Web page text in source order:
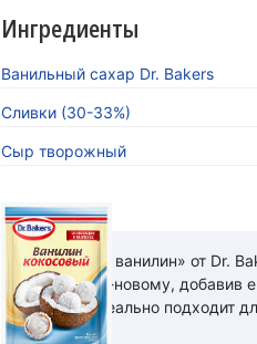
Ингредиенты
Ванильный сахар Dr. Bakers
Сливки (30-33%)
Сыр творожный
«Кокосовый ванилин» от Dr.
заиграть по-новому, добавив
Новинка идеально подходит
напитков.